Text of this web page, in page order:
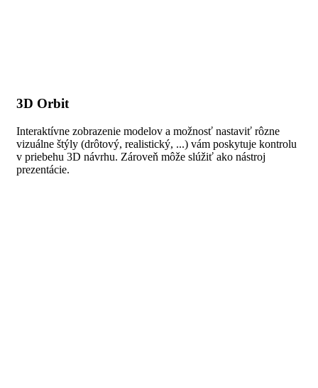
3D Orbit
Interaktívne zobrazenie modelov a možnosť nastaviť rôzne
vizuálne štýly (drôtový, realistický, ...) vám poskytuje kontrolu
v priebehu 3D návrhu. Zároveň môže slúžiť ako nástroj
prezentácie.